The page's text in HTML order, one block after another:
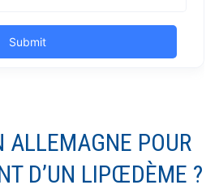
ALLEMAGNE POUR
D’UN LIPŒDÈME ?